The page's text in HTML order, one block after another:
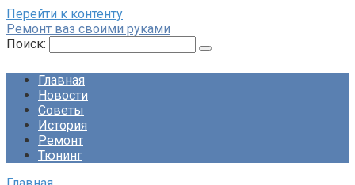
Перейти к контенту
Ремонт ваз своими руками
Поиск:
Главная
Новости
Советы
История
Ремонт
Тюнинг